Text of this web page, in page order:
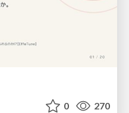
0 270